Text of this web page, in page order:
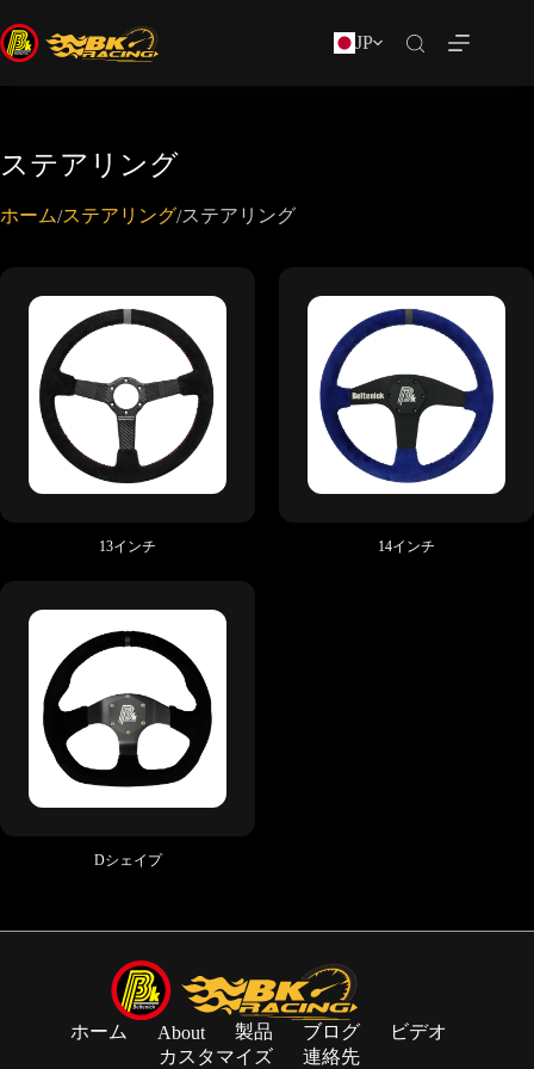
JP
ステアリング
ホーム/ステアリング/ステアリング
13インチ 14インチ
Dシェイプ
ホーム About 製品 ブログ
ビデオ
カスタマイズ
連絡先